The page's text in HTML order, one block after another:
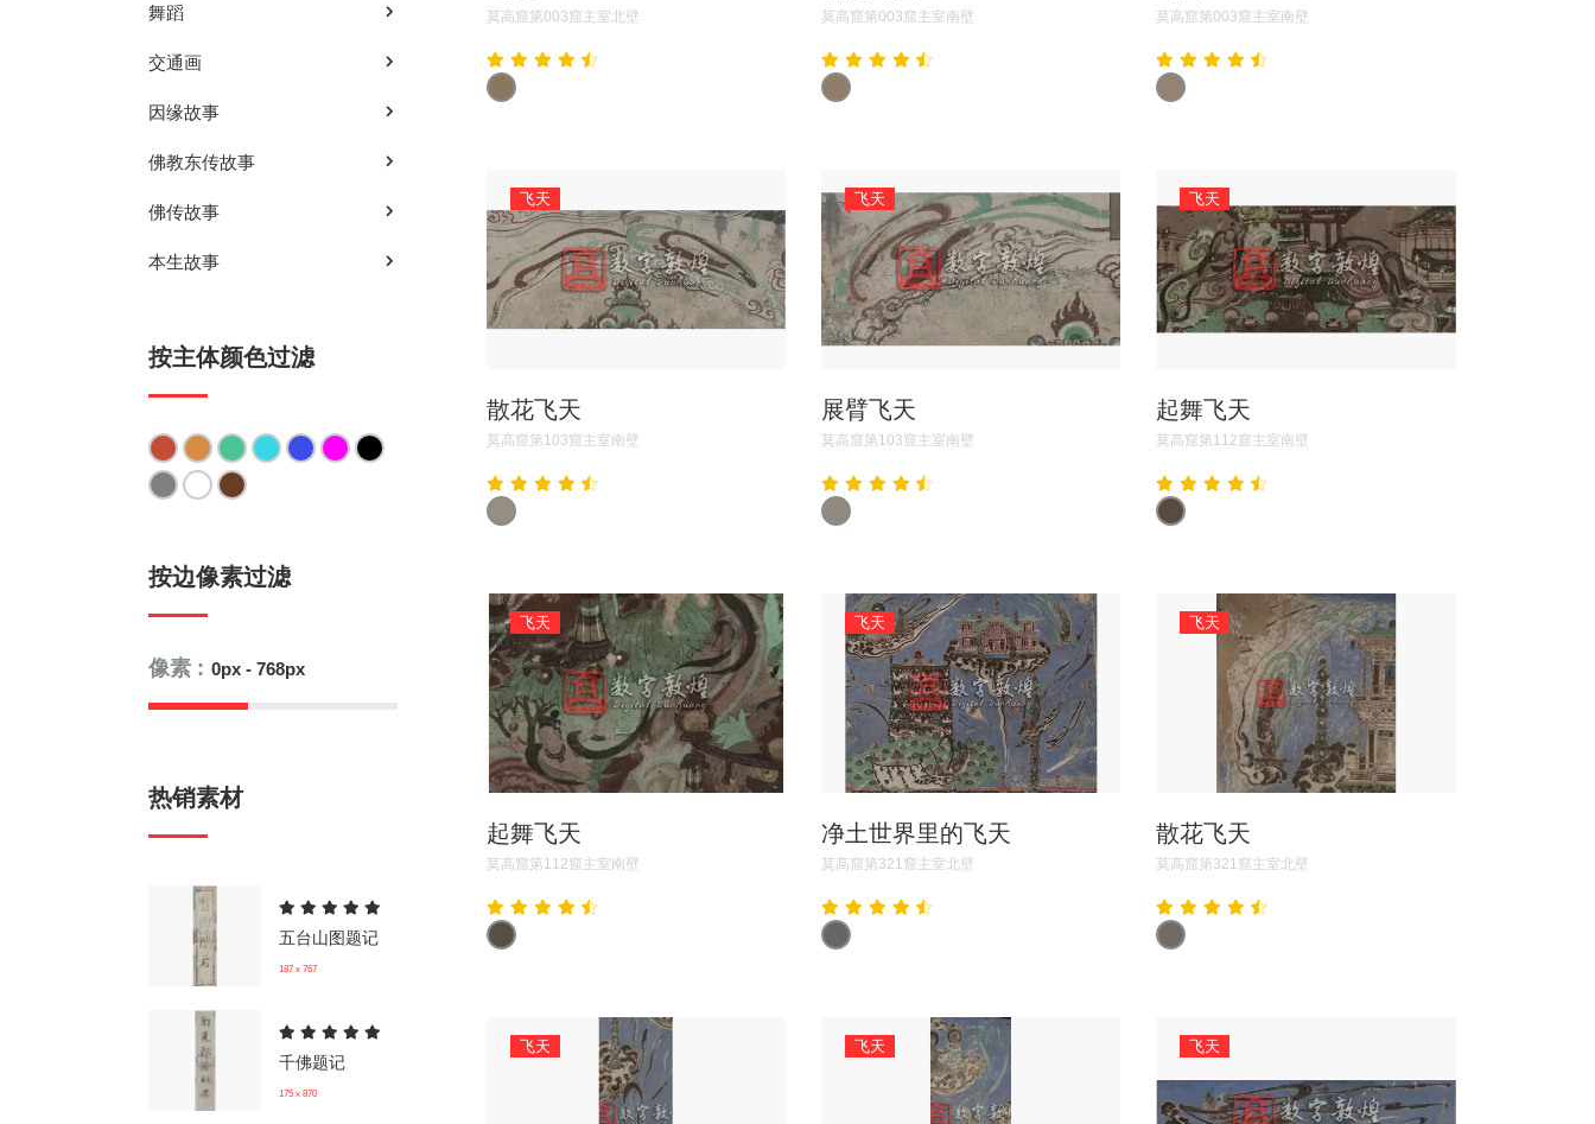
舞蹈
交通画
因缘故事
佛教东传故事
佛传故事
本生故事
按主体颜色过滤
按边像素过滤
像素 :
热销素材
五台山图题记
187 x 767
千佛题记
175 x 870
莫高窟第003窟主室北壁 莫高窟第003窟主室南壁 莫高窟第003窟主室南壁
飞天
散花飞天
莫高窟第103窟主室南壁
飞天
展臂飞天
莫高窟第103窟主室南壁
飞天
起舞飞天
莫高窟第112窟主室南壁
飞天
起舞飞天
莫高窟第112窟主室南壁
飞天
净土世界里的飞天
莫高窟第321窟主室北壁
飞天
散花飞天
莫高窟第321窟主室北壁
飞天 飞天 飞天